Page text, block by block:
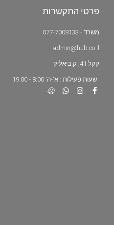
פרטי התקשרות
משרד - 077-7008133
admin@hub.co.il
קקל 41, ק.ביאליק
שעות פעילות : א'-ה' 8:00 - 19:00